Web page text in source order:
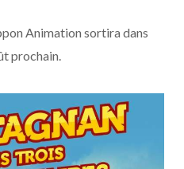
Animation sortira dans
prochain.